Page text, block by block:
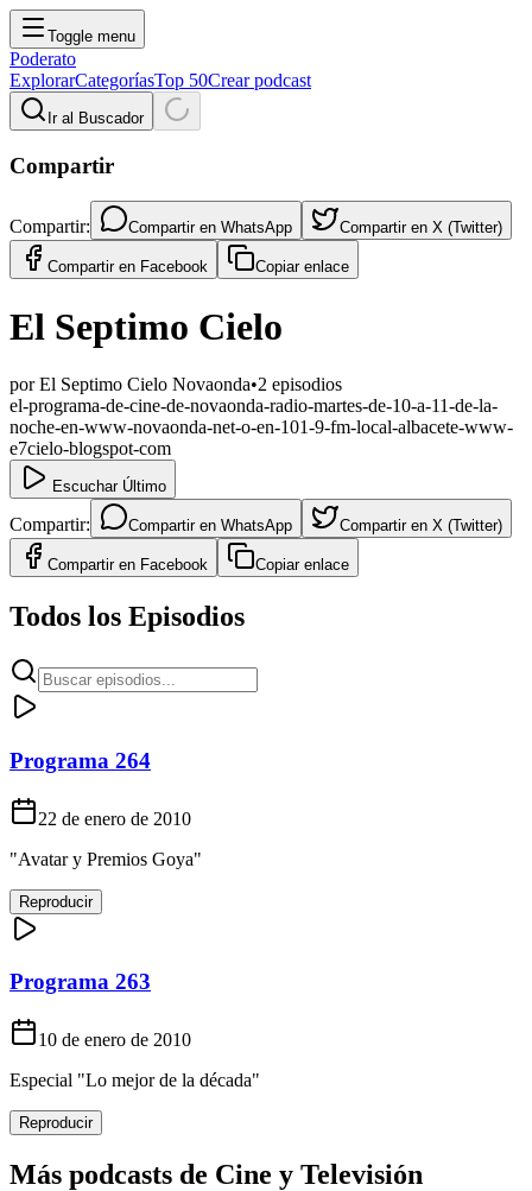
Toggle menu
Poderato
ExplorarCategoríasTop 50Crear podcast
Ir al Buscador
Compartir
Compartir: Compartir en WhatsApp Compartir en X (Twitter)
Compartir en Facebook Copiar enlace
El Septimo Cielo
porEl Septimo Cielo Novaonda•2 episodios
el-programa-de-cine-de-novaonda-radio-martes-de-10-a-11-de-la-
noche-en-www-novaonda-net-o-en-101-9-fm-local-albacete-www-
e7cielo-blogspot-com
Escuchar Último
Compartir: Compartir en WhatsApp Compartir en X (Twitter)
Compartir en Facebook Copiar enlace
Todos los Episodios
Programa 264
22 de enero de 2010
"Avatar y Premios Goya"
Reproducir
Programa 263
10 de enero de 2010
Especial "Lo mejor de la década"
Reproducir
Más podcasts de Cine y Televisión